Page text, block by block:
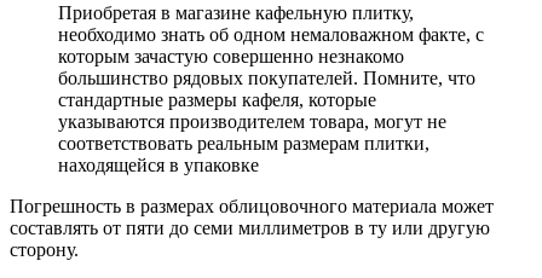
Приобретая в магазине кафельную плитку,
необходимо знать об одном немаловажном факте, с
которым зачастую совершенно незнакомо
большинство рядовых покупателей. Помните, что
стандартные размеры кафеля, которые
указываются производителем товара, могут не
соответствовать реальным размерам плитки,
находящейся в упаковке
Погрешность в размерах облицовочного материала может
составлять от пяти до семи миллиметров в ту или другую
сторону.